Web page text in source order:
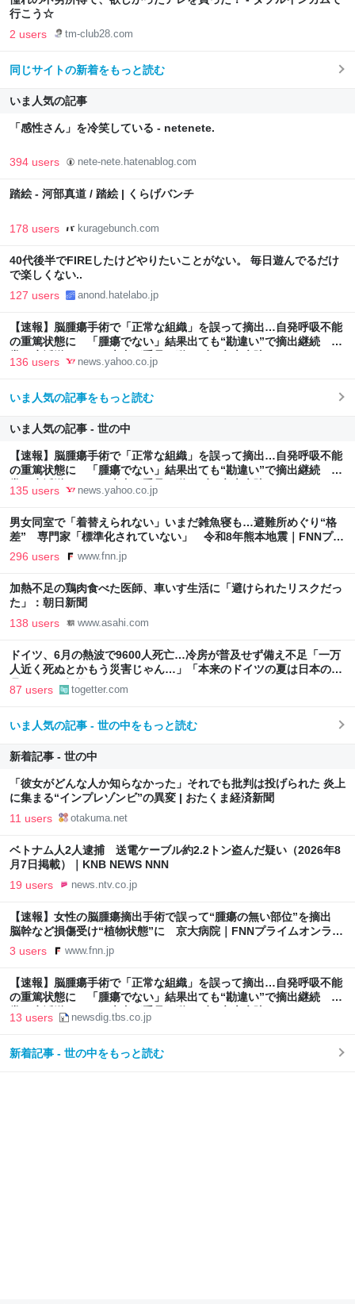
行こう☆
2 users tm-club28.com
同じサイトの新着をもっと読む
いま人気の記事
「感性さん」を冷笑している - netenete.
394 users nete-nete.hatenablog.com
踏絵 - 河部真道 / 踏絵 | くらげバンチ
178 users kuragebunch.com
40代後半でFIREしたけどやりたいことがない。 毎日遊んでるだけ
で楽しくない..
127 users anond.hatelabo.jp
【速報】脳腫瘍手術で「正常な組織」を誤って摘出…自発呼吸不能
の重篤状態に 「腫瘍でない」結果出ても“勘違い”で摘出継続 通
常の生活送っていた患者が手足も動かず 京大病院（MBSニュー
ス） - Yahoo!ニュース
136 users news.yahoo.co.jp
いま人気の記事をもっと読む
いま人気の記事 - 世の中
【速報】脳腫瘍手術で「正常な組織」を誤って摘出…自発呼吸不能
の重篤状態に 「腫瘍でない」結果出ても“勘違い”で摘出継続 通
常の生活送っていた患者が手足も動かず 京大病院（MBSニュー
ス） - Yahoo!ニュース
135 users news.yahoo.co.jp
男女同室で「着替えられない」いまだ雑魚寝も…避難所めぐり“格
差” 専門家「標準化されていない」 令和8年熊本地震｜FNNプラ
イムオンライン
296 users www.fnn.jp
加熱不足の鶏肉食べた医師、車いす生活に「避けられたリスクだっ
た」：朝日新聞
138 users www.asahi.com
ドイツ、6月の熱波で9600人死亡…冷房が普及せず備え不足「一万
人近く死ぬとかもう災害じゃん…」「本来のドイツの夏は日本の10
月ぐらいの気候やからねえ」
87 users togetter.com
いま人気の記事 - 世の中をもっと読む
新着記事 - 世の中
「彼女がどんな人か知らなかった」それでも批判は投げられた 炎上
に集まる“インプレゾンビ”の異変 | おたくま経済新聞
11 users otakuma.net
ベトナム人2人逮捕 送電ケーブル約2.2トン盗んだ疑い（2026年8
月7日掲載）｜KNB NEWS NNN
19 users news.ntv.co.jp
【速報】女性の脳腫瘍摘出手術で誤って“腫瘍の無い部位”を摘出
脳幹など損傷受け“植物状態”に 京大病院｜FNNプライムオンライ
ン
3 users www.fnn.jp
【速報】脳腫瘍手術で「正常な組織」を誤って摘出…自発呼吸不能
の重篤状態に 「腫瘍でない」結果出ても“勘違い”で摘出継続 通
常の生活送っていた患者が手足も動かず 京大病院 | TBS NEWS
13 users newsdig.tbs.co.jp
新着記事 - 世の中をもっと読む